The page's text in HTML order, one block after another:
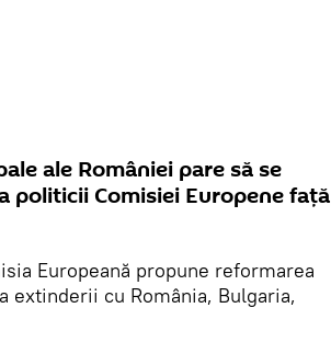
ale României pare să se
politicii Comisiei Europene față
Europeană propune reformarea
extinderii cu România, Bulgaria,